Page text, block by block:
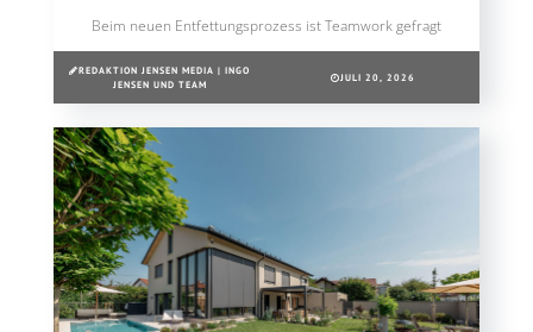
Beim neuen Entfettungsprozess ist Teamwork gefragt
REDAKTION JENSEN MEDIA | INGO
JENSEN UND TEAM
JULI 20, 2026